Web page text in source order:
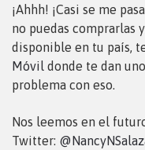
¡Ahhh! ¡Casi se me
no puedas comprarlas
disponible en tu país,
Móvil donde te dan
problema con eso.
Nos leemos en el
Twitter: